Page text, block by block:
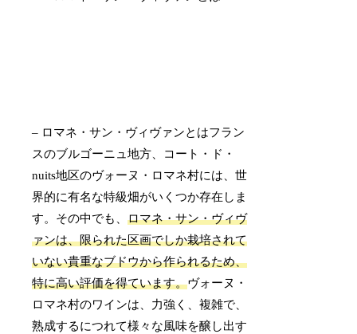
– ロマネ・サン・ヴィヴァンとはフラン
スのブルゴーニュ地方、コート・ド・
nuits地区のヴォーヌ・ロマネ村には、世
界的に有名な特級畑がいくつか存在しま
す。その中でも、ロマネ・サン・ヴィヴ
ァンは、限られた区画でしか栽培されて
いない貴重なブドウから作られるため、
特に高い評価を得ています。ヴォーヌ・
ロマネ村のワインは、力強く、複雑で、
熟成するにつれて様々な風味を醸し出す